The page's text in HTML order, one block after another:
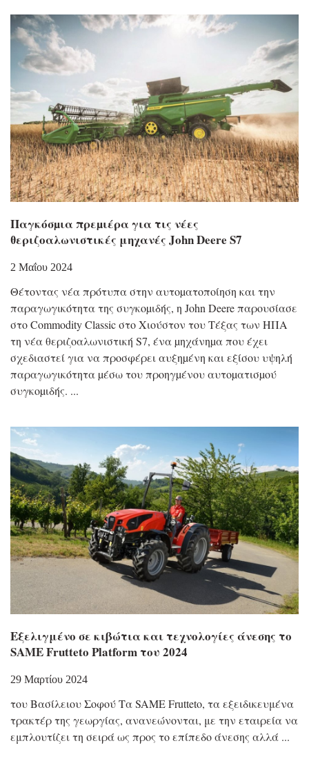
Παγκόσµια πρεµιέρα για τις νέες
θεριζοαλωνιστικές μηχανές John Deere S7
2 Μαΐου 2024
Θέτοντας νέα πρότυπα στην αυτοµατοποίηση και την
παραγωγικότητα της συγκοµιδής, η John Deere παρουσίασε
στο Commodity Classic στο Χιούστον του Τέξας των ΗΠΑ
τη νέα θεριζοαλωνιστική S7, ένα µηχάνηµα που έχει
σχεδιαστεί για να προσφέρει αυξηµένη και εξίσου υψηλή
παραγωγικότητα µέσω του προηγµένου αυτοµατισµού
συγκοµιδής.
Εξελιγμένο σε κιβώτια και τεχνολογίες άνεσης το
SAME Frutteto Platform του 2024
29 Μαρτίου 2024
του Βασίλειου Σοφού Τα SAME Frutteto, τα εξειδικευμένα
τρακτέρ της γεωργίας, ανανεώνονται, με την εταιρεία να
εμπλουτίζει τη σειρά ως προς το επίπεδο άνεσης αλλά